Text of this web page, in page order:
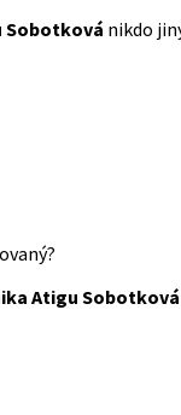
Sobotková nikdo
Atigu Sobotková